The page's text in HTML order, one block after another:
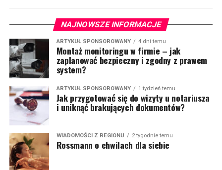
NAJNOWSZE INFORMACJE
ARTYKUŁ SPONSOROWANY 4 dni temu
Montaż monitoringu w firmie – jak
zaplanować bezpieczny i zgodny z prawem
system?
ARTYKUŁ SPONSOROWANY 1 tydzień temu
Jak przygotować się do wizyty u notariusza
i uniknąć brakujących dokumentów?
WIADOMOŚCI Z REGIONU 2 tygodnie temu
Rossmann o chwilach dla siebie